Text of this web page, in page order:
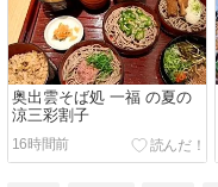
奥出雲そば処 一福 の夏の
涼三彩割子
16時間前